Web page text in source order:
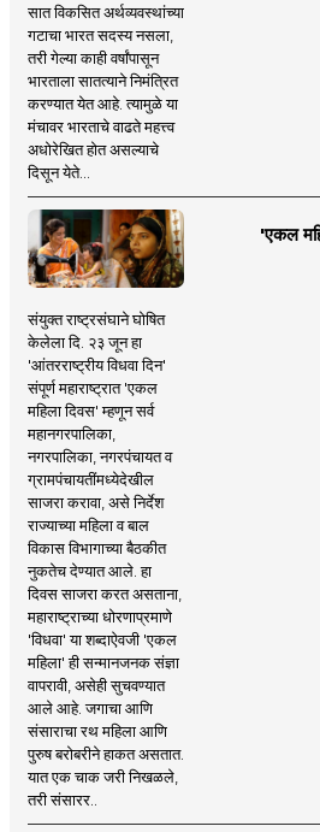
सात विकसित अर्थव्यवस्थांच्या
गटाचा भारत सदस्य नसला,
तरी गेल्या काही वर्षांपासून
भारताला सातत्याने निमंत्रित
करण्यात येत आहे. त्यामुळे या
मंचावर भारताचे वाढते महत्त्व
अधोरेखित होत असल्याचे
दिसून येते...
'एकल
संयुक्त राष्ट्रसंघाने घोषित
केलेला दि. २३ जून हा
'आंतरराष्ट्रीय विधवा दिन'
संपूर्ण महाराष्ट्रात 'एकल
महिला दिवस' म्हणून सर्व
महानगरपालिका,
नगरपालिका, नगरपंचायत व
ग्रामपंचायतींमध्येदेखील
साजरा करावा, असे निर्देश
राज्याच्या महिला व बाल
विकास विभागाच्या बैठकीत
नुकतेच देण्यात आले. हा
दिवस साजरा करत असताना,
महाराष्ट्राच्या धोरणाप्रमाणे
'विधवा' या शब्दाऐवजी 'एकल
महिला' ही सन्मानजनक संज्ञा
वापरावी, असेही सुचवण्यात
आले आहे. जगाचा आणि
संसाराचा रथ महिला आणि
पुरुष बरोबरीने हाकत असतात.
यात एक चाक जरी निखळले,
तरी संसारर..